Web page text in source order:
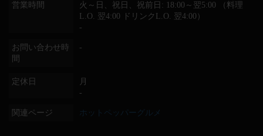
営業時間
火～日、祝日、祝前日: 18:00～翌5:00 （料理
L.O. 翌4:00 ドリンクL.O. 翌4:00）
-
お問い合わせ時
間
-
定休日
月
-
関連ページ ホットペッパーグルメ